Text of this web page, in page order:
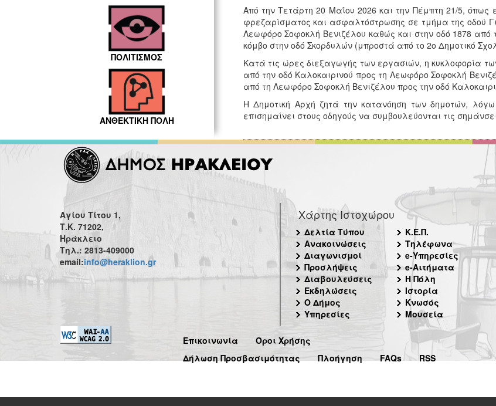
ΠΟΛΙΤΙΣΜΟΣ
ΑΝΘΕΚΤΙΚΗ ΠΟΛΗ
Από την Τετάρτη 20 Μαΐου 2026 και την Πέμπτη 21/5, όπως
φρεζαρίσματος και ασφαλτόστρωσης σε τμήμα της οδού
Λεωφόρο Σοφοκλή Βενιζέλου καθώς και στην οδό 1878 από
κόμβο στην οδό Σκορδυλών (μπροστά από το 2ο Δημοτικό
Κατά τις ώρες διεξαγωγής των εργασιών, η κυκλοφορία
από την οδό Καλοκαιρινού προς τη Λεωφόρο Σοφοκλή
από τη Λεωφόρο Σοφοκλή Βενιζέλου προς την οδό
Η Δημοτική Αρχή ζητά την κατανόηση των δημοτών,
επισημαίνει στους οδηγούς να συμβουλεύονται τις
Αγίου Τίτου 1,
Τ.Κ. 71202,
Ηράκλειο
Τηλ.: 2813-409000
email:info@heraklion.gr
Χάρτης Ιστοχώρου
Δελτία Τύπου
Ανακοινώσεις
Διαγωνισμοί
Προσλήψεις
Διαβουλεύσεις
Εκδηλώσεις
Ο Δήμος
Υπηρεσίες
Κ.Ε.Π.
Τηλέφωνα
e-Υπηρεσίες
e-Αιτήματα
Η Πόλη
Ιστορία
Κνωσός
Μουσεία
Επικοινωνία
Όροι Χρήσης
Δήλωση Προσβασιμότητας
Πλοήγηση FAQs RSS